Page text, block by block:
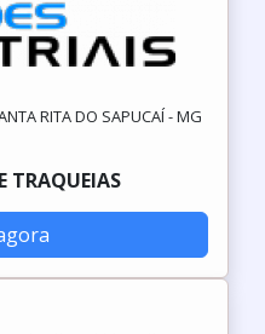
RITA DO SAPUCAÍ - MG
TRAQUEIAS